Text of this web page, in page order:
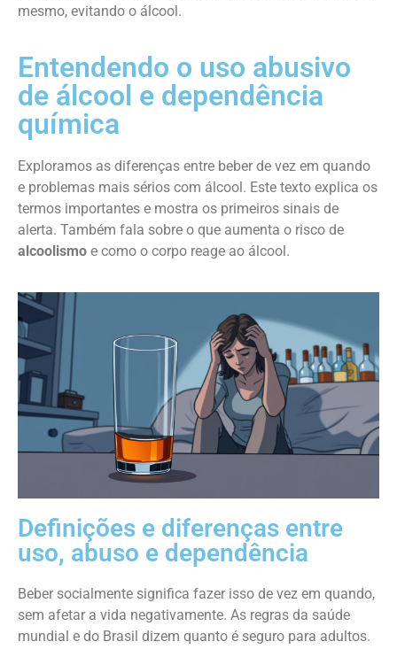
mesmo, evitando o álcool.
Entendendo o uso abusivo
de álcool e dependência
química
Exploramos as diferenças entre beber de vez em quando
e problemas mais sérios com álcool. Este texto explica os
termos importantes e mostra os primeiros sinais de
alerta. Também fala sobre o que aumenta o risco de
alcoolismo e como o corpo reage ao álcool.
Definições e diferenças entre
uso, abuso e dependência
Beber socialmente significa fazer isso de vez em quando,
sem afetar a vida negativamente. As regras da saúde
mundial e do Brasil dizem quanto é seguro para adultos.